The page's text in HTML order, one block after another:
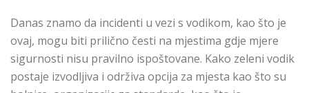
Danas znamo da incidenti u vezi s vodikom, kao što je
ovaj, mogu biti prilično česti na mjestima gdje mjere
sigurnosti nisu pravilno ispoštovane. Kako zeleni vodik
postaje izvodljiva i održiva opcija za mjesta kao što su